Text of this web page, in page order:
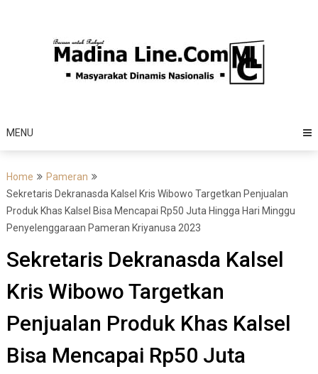
MENU
Home
Pameran
Sekretaris Dekranasda Kalsel Kris Wibowo Targetkan Penjualan
Produk Khas Kalsel Bisa Mencapai Rp50 Juta Hingga Hari Minggu
Penyelenggaraan Pameran Kriyanusa 2023
Sekretaris Dekranasda Kalsel
Kris Wibowo Targetkan
Penjualan Produk Khas Kalsel
Bisa Mencapai Rp50 Juta